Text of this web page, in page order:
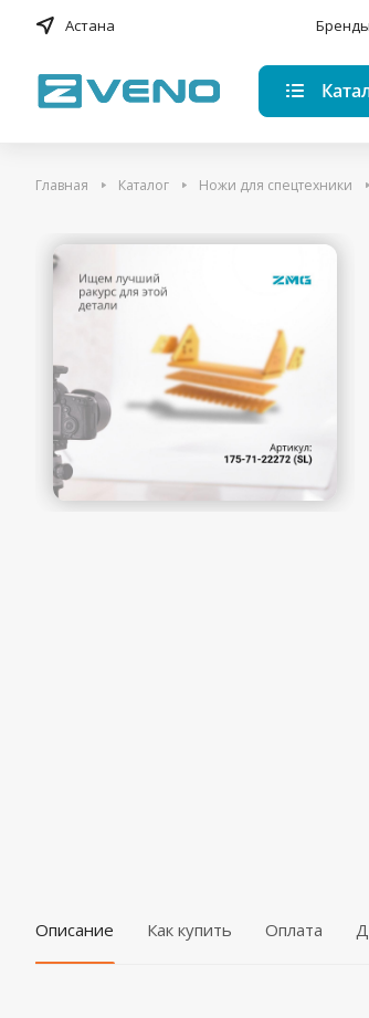
Астана Бренды
Главная Каталог Ножи для спецтехники
Описание Как купить Оплата